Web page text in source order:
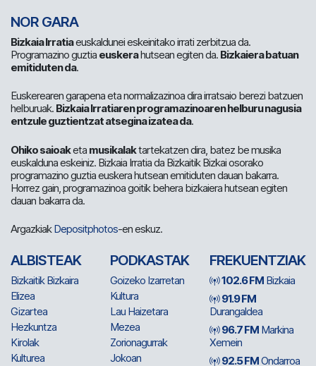
NOR GARA
Bizkaia Irratiaeuskaldunei eskeinitako irrati zerbitzua da.
Programazino guztia euskerahutsean egiten da. Bizkaiera batuan
emitiduten da.
Euskerearen garapena eta normalizazinoa dira irratsaio berezi batzuen
helburuak. Bizkaia Irratiaren programazinoaren helburu nagusia
entzule guztientzat atsegina izatea da.
Ohiko saioaketa musikalaktartekatzen dira, batez be musika
euskalduna eskeiniz. Bizkaia Irratia da Bizkaitik Bizkai osorako
programazino guztia euskera hutsean emitiduten dauan bakarra.
Horrez gain, programazinoa goitik behera bizkaiera hutsean egiten
dauan bakarra da.
ArgazkiakDepositphotos-en eskuz.
ALBISTEAK
Bizkaitik Bizkaira
Elizea
Gizartea
Hezkuntza
Kirolak
Kulturea
PODKASTAK
Goizeko Izarretan
Kultura
Lau Haizetara
Mezea
Zorionagurrak
Jokoan
FREKUENTZIAK
102.6 FM Bizkaia
91.9 FM
Durangaldea
96.7 FM Markina
Xemein
92.5 FMOndarroa